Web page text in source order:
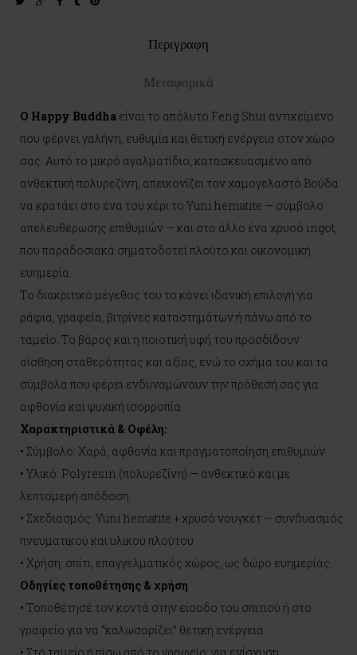
Περιγραφη
Μεταφορικά
Ο Happy Buddha είναι το απόλυτο Feng Shui αντικείμενο
που φέρνει γαλήνη, ευθυμία και θετική ενέργεια στον χώρο
σας. Αυτό το μικρό αγαλματίδιο, κατασκευασμένο από
ανθεκτική πολυρεζίνη, απεικονίζει τον χαμογελαστό Βούδα
να κρατάει στο ένα του χέρι το Yuni hematite — σύμβολο
απελευθέρωσης επιθυμιών — και στο άλλο ένα χρυσό ingot,
που παραδοσιακά σηματοδοτεί πλούτο και οικονομική
ευημερία.
Το διακριτικό μέγεθος του το κάνει ιδανική επιλογή για
ράφια, γραφεία, βιτρίνες καταστημάτων ή πάνω από το
ταμείο. Το βάρος και η ποιοτική υφή του προσδίδουν
αίσθηση σταθερότητας και αξίας, ενώ το σχήμα του και τα
σύμβολα που φέρει ενδυναμώνουν την πρόθεσή σας για
αφθονία και ψυχική ισορροπία.
Χαρακτηριστικά & Οφέλη:
• Σύμβολο: Χαρά, αφθονία και πραγματοποίηση επιθυμιών.
• Υλικό: Polyresin (πολυρεζίνη) — ανθεκτικό και με
λεπτομερή απόδοση.
• Σχεδιασμός: Yuni hematite + χρυσό νουγκέτ — συνδυασμός
πνευματικού και υλικού πλούτου.
• Χρήση: σπίτι, επαγγελματικός χώρος, ως δώρο ευημερίας.
Οδηγίες τοποθέτησης & χρήση
• Τοποθέτησέ τον κοντά στην είσοδο του σπιτιού ή στο
γραφείο για να “καλωσορίζει” θετική ενέργεια.